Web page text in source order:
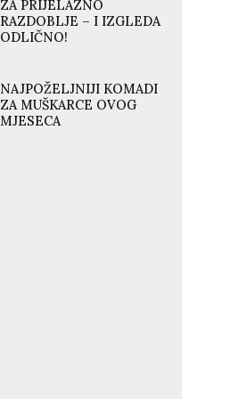
ZA PRIJELAZNO
RAZDOBLJE – I IZGLEDA
ODLIČNO!
NAJPOŽELJNIJI KOMADI
ZA MUŠKARCE OVOG
MJESECA